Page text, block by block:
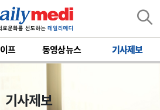
프 동영상뉴스 기사제보
기사제보